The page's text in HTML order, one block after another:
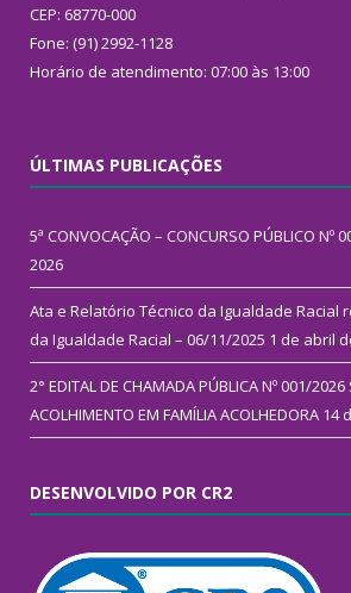
CEP: 68770-000
Fone: (91) 2992-1128
Horário de atendimento: 07:00 às 13:00
ÚLTIMAS PUBLICAÇÕES
5ª CONVOCAÇÃO – CONCURSO PÚBLICO Nº
2026
Ata e Relatório Técnico da Igualdade Racial
da Igualdade Racial – 06/11/2025 1 de abril
2° EDITAL DE CHAMADA PÚBLICA Nº 001/2026
ACOLHIMENTO EM FAMÍLIA ACOLHEDORA 14
DESENVOLVIDO POR CR2